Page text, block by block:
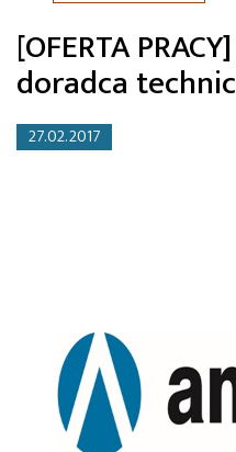
[OFERTA
doradca
27.02.2017